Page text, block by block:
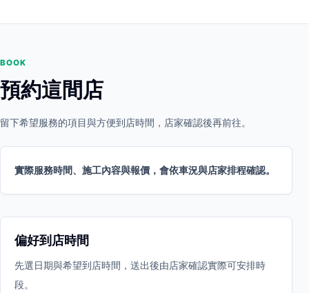
BOOK
預約這間店
留下希望服務的項目與方便到店時間，店家確認後再前往。
實際服務時間、施工內容與報價，會依車況與店家排程確認。
偏好到店時間
先選日期與希望到店時間，送出後由店家確認實際可安排時
段。